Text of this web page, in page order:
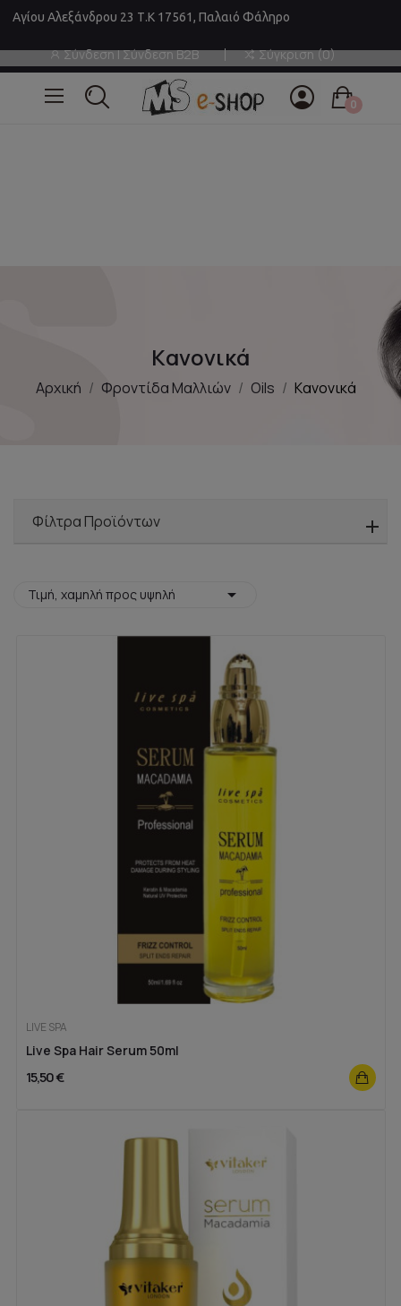
Αγίου Αλεξάνδρου 23 Τ.Κ 17561, Παλαιό Φάληρο
Σύνδεση | Σύνδεση B2B Σύγκριση 0
0
Kανονικά
Αρχική Φροντίδα Μαλλιών Oils Kανονικά
Φίλτρα Προϊόντων
Τιμή, χαμηλή προς υψηλή 
LIVE SPA
Live Spa Hair Serum 50ml
15,50 €